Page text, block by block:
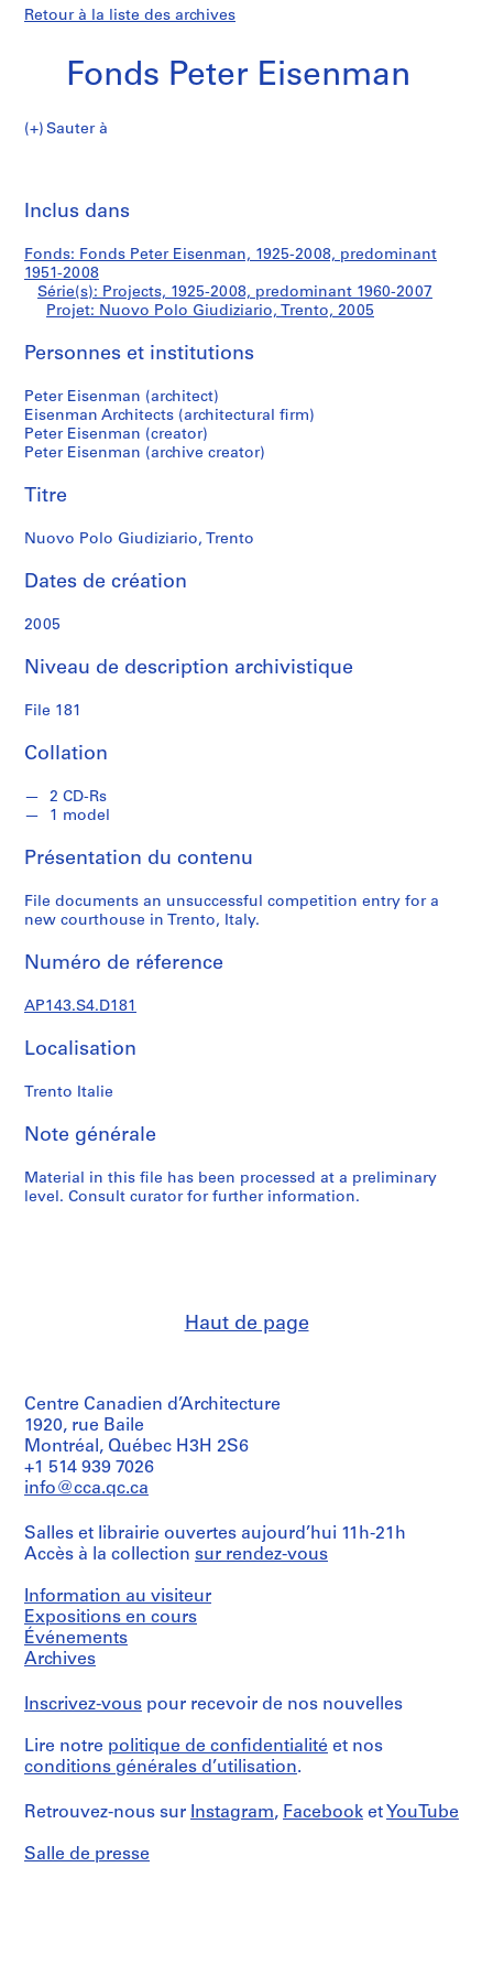
Retour à la liste des archives
Fonds Peter Eisenman
Sauter à
d
s
P
r
i
s
e
m
n
é
i
(
)
S
u
e
n
P
p
e
s
1
6
0
é
r
i
e
(
s
)
O
t
h
e
A
c
h
t
e
Polo
Giudiziario,
Trento
Inclus dans
Fonds: Fonds Peter Eisenman, 1925-2008, predominant
1951-2008
Série(s): Projects, 1925-2008, predominant 1960-2007
Projet: Nuovo Polo Giudiziario, Trento, 2005
Personnes et institutions
Peter Eisenman (architect)
Eisenman Architects (architectural firm)
Peter Eisenman (creator)
Peter Eisenman (archive creator)
Titre
Nuovo Polo Giudiziario, Trento
Dates de création
2005
Niveau de description archivistique
File 181
Collation
2 CD-Rs
1 model
Présentation du contenu
File documents an unsuccessful competition entry for a
new courthouse in Trento, Italy.
Numéro de réference
AP143.S4.D181
Localisation
Trento Italie
Note générale
Material in this file has been processed at a preliminary
level. Consult curator for further information.
Haut de page
Centre Canadien d’Architecture
1920, rue Baile
Montréal, Québec H3H 2S6
+1 514 939 7026
info@cca.qc.ca
Salles et librairie ouvertes aujourd’hui 11h-21h
Accès à la collection sur rendez-vous
Information au visiteur
Expositions en cours
Événements
Archives
Inscrivez-vous pour recevoir de nos nouvelles
Lire notre politique de confidentialité et nos
conditions générales d’utilisation.
Retrouvez-nous sur Instagram, Facebook et YouTube
Salle de presse